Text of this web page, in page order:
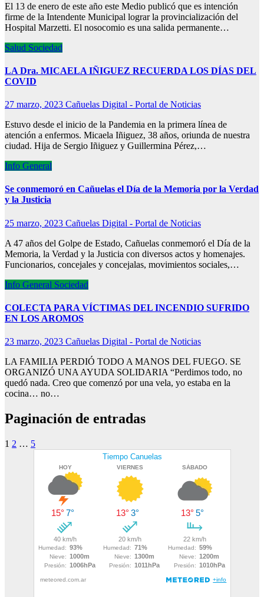
El 13 de enero de este año este Medio publicó que es intención
firme de la Intendente Municipal lograr la provincialización del
Hospital Marzetti. El nosocomio es una salida permanente…
Salud Sociedad
LA Dra. MICAELA IÑIGUEZ RECUERDA LOS DÍAS DEL
COVID
27 marzo, 2023 Cañuelas Digital - Portal de Noticias
Estuvo desde el inicio de la Pandemia en la primera línea de
atención a enfermos. Micaela Iñiguez, 38 años, oriunda de nuestra
ciudad. Hija de Sergio Iñiguez y Guillermina Pérez,…
Info General
Se conmemoró en Cañuelas el Día de la Memoria por la Verdad
y la Justicia
25 marzo, 2023 Cañuelas Digital - Portal de Noticias
A 47 años del Golpe de Estado, Cañuelas conmemoró el Día de la
Memoria, la Verdad y la Justicia con diversos actos y homenajes.
Funcionarios, concejales y concejalas, movimientos sociales,…
Info General Sociedad
COLECTA PARA VÍCTIMAS DEL INCENDIO SUFRIDO
EN LOS AROMOS
23 marzo, 2023 Cañuelas Digital - Portal de Noticias
LA FAMILIA PERDIÓ TODO A MANOS DEL FUEGO. SE
ORGANIZÓ UNA AYUDA SOLIDARIA “Perdimos todo, no
quedó nada. Creo que comenzó por una vela, yo estaba en la
cocina… no…
Paginación de entradas
1 2 … 5